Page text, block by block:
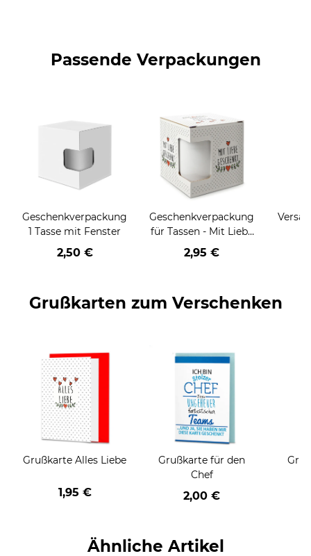
Passende Verpackungen
Geschenkverpackung
1 Tasse mit Fenster
2,50 €
Geschenkverpackung
für Tassen - Mit Liebe
geschenkt
2,95 €
Grußkarten zum Verschenken
Grußkarte Alles Liebe
1,95 €
Grußkarte für den
Chef
2,00 €
Ähnliche Artikel